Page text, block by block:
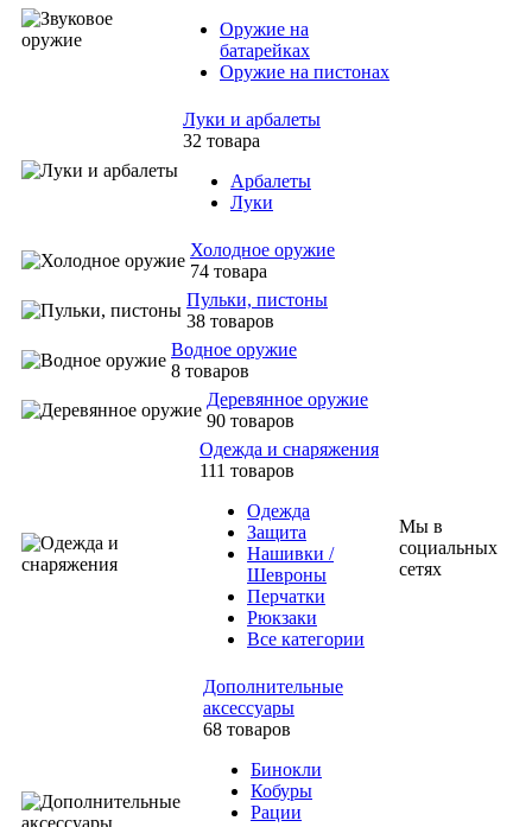
Оружие на
батарейках
Оружие на пистонах
Луки и арбалеты
32 товара
Арбалеты
Луки
Холодное оружие
74 товара
Пульки, пистоны
38 товаров
Водное оружие
8 товаров
Деревянное оружие
90 товаров
Одежда и снаряжения
111 товаров
Одежда
Защита
Нашивки /
Шевроны
Перчатки
Рюкзаки
Все категории
Дополнительные
аксессуары
68 товаров
Бинокли
Кобуры
Рации
Мы в
социальных
сетях